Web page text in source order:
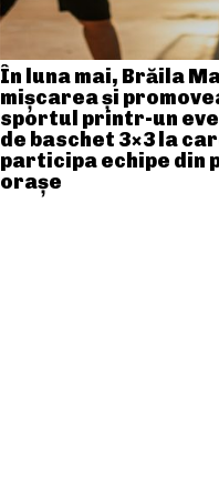
În luna mai, Brăila
mişcarea și
sportul printr-un
de baschet 3×3 la
participa echipe din
orașe